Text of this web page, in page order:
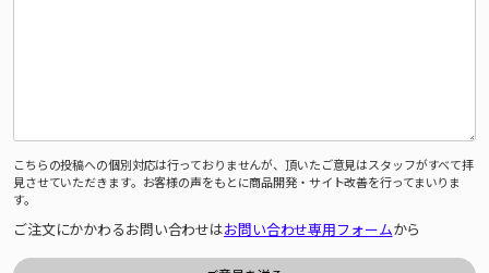
こちらの投稿への個別対応は行っておりませんが、頂いたご意見はスタッフがすべて拝
見させていただきます。お客様の声をもとに商品開発・サイト改善を行ってまいりま
す。
ご注文にかかわるお問い合わせはお問い合わせ専用フォームから